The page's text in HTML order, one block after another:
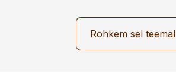
Rohkem sel teemal